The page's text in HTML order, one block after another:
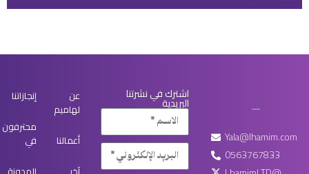
Yala@lhamim.com
0563767833
اشترك في نشرتنا
البريدية
عن
لهاميم
أعمالنا
إنجازاتنا
محترفون
في